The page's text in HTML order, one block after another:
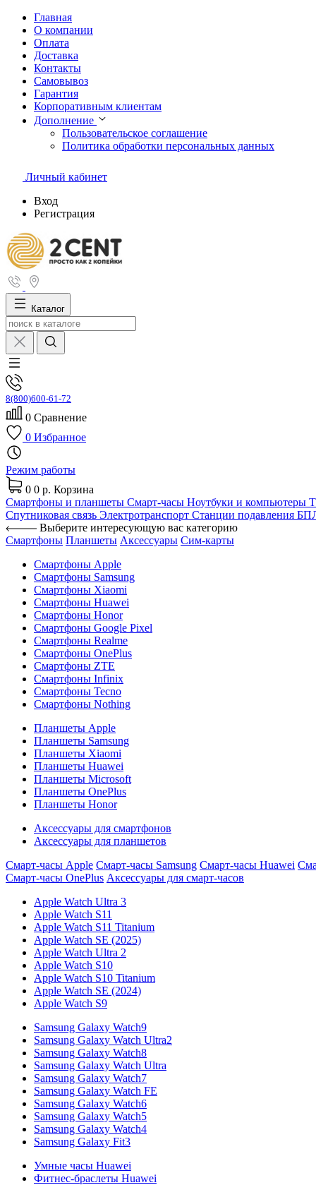
Главная
О компании
Оплата
Доставка
Контакты
Самовывоз
Гарантия
Корпоративным клиентам
Дополнение
Пользовательское соглашение
Политика обработки персональных данных
Личный кабинет
Вход
Регистрация
Каталог
8(800)600-61-72
0 Сравнение
0 Избранное
Режим работы
0 0 р. Корзина
Смартфоны и планшеты Смарт-часы Ноутбуки и компьютеры
Спутниковая связь Электротранспорт Станции подавления
Выберите интересующую вас категорию
Смартфоны Планшеты Аксессуары Сим-карты
Смартфоны Apple
Смартфоны Samsung
Смартфоны Xiaomi
Смартфоны Huawei
Смартфоны Honor
Смартфоны Google Pixel
Смартфоны Realme
Смартфоны OnePlus
Смартфоны ZTE
Смартфоны Infinix
Смартфоны Tecno
Смартфоны Nothing
Планшеты Apple
Планшеты Samsung
Планшеты Xiaomi
Планшеты Huawei
Планшеты Microsoft
Планшеты OnePlus
Планшеты Honor
Аксессуары для смартфонов
Аксессуары для планшетов
Смарт-часы Apple Смарт-часы Samsung Смарт-часы Huawei
Смарт-часы OnePlus Аксессуары для смарт-часов
Apple Watch Ultra 3
Apple Watch S11
Apple Watch S11 Titanium
Apple Watch SE (2025)
Apple Watch Ultra 2
Apple Watch S10
Apple Watch S10 Titanium
Apple Watch SE (2024)
Apple Watch S9
Samsung Galaxy Watch9
Samsung Galaxy Watch Ultra2
Samsung Galaxy Watch8
Samsung Galaxy Watch Ultra
Samsung Galaxy Watch7
Samsung Galaxy Watch FE
Samsung Galaxy Watch6
Samsung Galaxy Watch5
Samsung Galaxy Watch4
Samsung Galaxy Fit3
Умные часы Huawei
Фитнес-браслеты Huawei